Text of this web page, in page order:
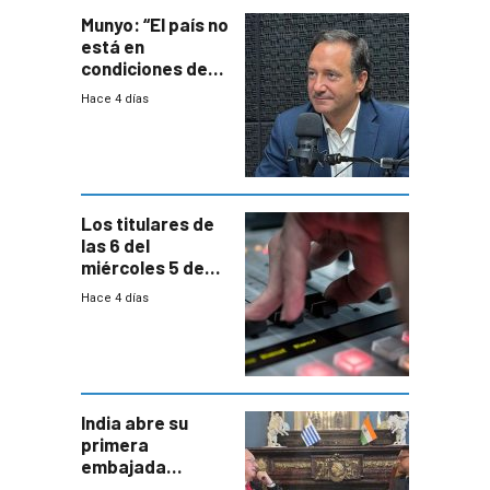
Munyo: “El país no
está en
condiciones de
enfrentar una
Hace 4 días
Los titulares de
las 6 del
miércoles 5 de
agosto de 2026
Hace 4 días
India abre su
primera
embajada